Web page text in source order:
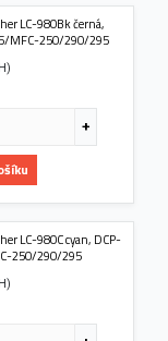
LC-980Bk černá,
MFC-250/290/295
LC-980C cyan, DCP-
250/290/295